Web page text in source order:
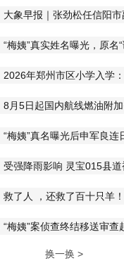
大象早报｜张劲松任信阳
“梅姨”真实姓名曝光，原
2026年郑州市区小学入学
8月5日起国内航线燃油附
“梅姨”真名曝光后申军良
受强降雨影响 灵宝015县
救了人 ，还救了百十只羊
“梅姨”案侦查终结移送审
换一换 >